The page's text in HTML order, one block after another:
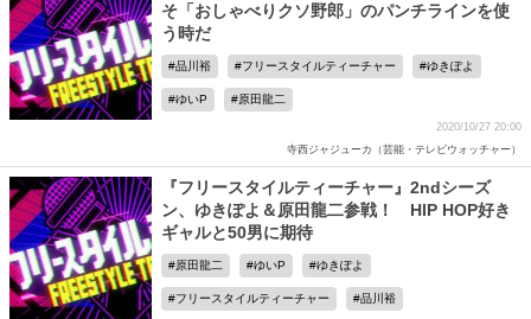
そ「おしゃべりクソ野郎」のパンチラインを使
う時だ
品川裕 フリースタイルティーチャー ゆきぽよ
ゆいP 原田龍二
2020/10/27 20:00
寺西ジャジューカ（芸能・テレビウォッチャー）
『フリースタイルティーチャー』2ndシーズ
ン、ゆきぽよ＆原田龍二参戦！ HIP HOP好き
ギャルと50男に期待
原田龍二 ゆいP ゆきぽよ
フリースタイルティーチャー 品川裕